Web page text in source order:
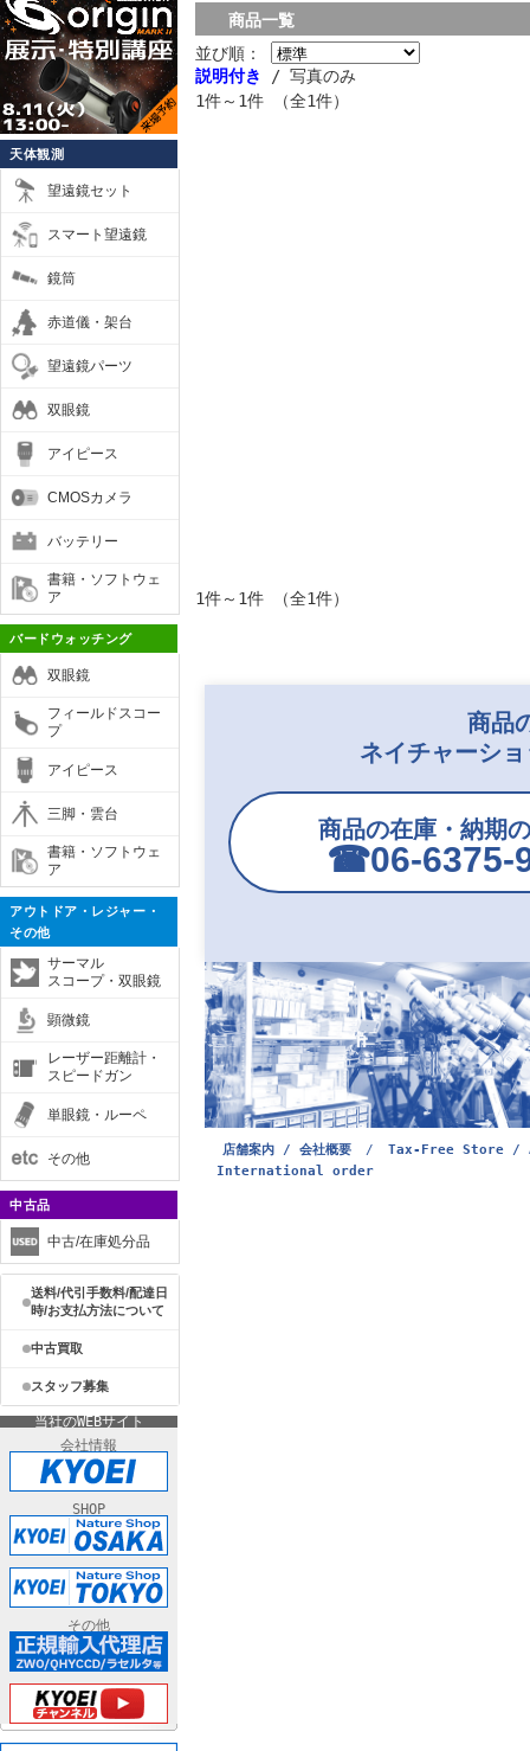
天体観測
望遠鏡セット
スマート望遠鏡
鏡筒
赤道儀・架台
望遠鏡パーツ
双眼鏡
アイピース
CMOSカメラ
バッテリー
書籍・ソフトウェ
ア
バードウォッチング
双眼鏡
フィールドスコー
プ
アイピース
三脚・雲台
書籍・ソフトウェ
ア
アウトドア・レジャー・
その他
サーマル
スコープ・双眼鏡
顕微鏡
レーザー距離計・
スピードガン
単眼鏡・ルーペ
その他
中古品
中古/在庫処分品
送料/代引手数料/配達日
時/お支払方法について
中古買取
スタッフ募集
当社のWEBサイト
会社情報
SHOP
その他
商品一覧
並び順：
説明付き
/ 写真のみ
1件～1件 （全1件）
1件～1件 （全1件）
商品
ネイチャーシ
商品の在庫・納期
☎︎06-6375-
店舗案内 / 会社概要 /
Tax-Free Store /
International order